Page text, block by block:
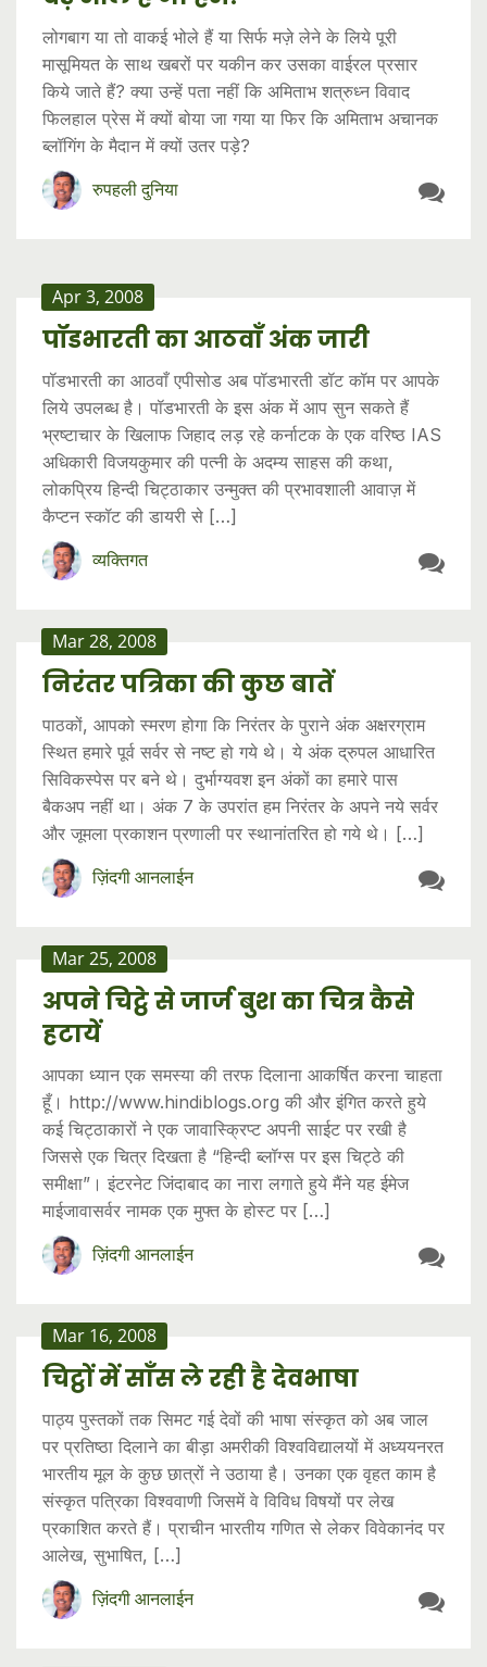
लोगबाग या तो वाकई भोले हैं या सिर्फ मज़े लेने के लिये पूरी
मासूमियत के साथ खबरों पर यकीन कर उसका वाईरल प्रसार
किये जाते हैं? क्या उन्हें पता नहीं कि अमिताभ शत्रुध्न विवाद
फिलहाल प्रेस में क्यों बोया जा गया या फिर कि अमिताभ अचानक
ब्लॉगिंग के मैदान में क्यों उतर पड़े?
रुपहली दुनिया
Apr 3, 2008
पॉडभारती का आठवाँ अंक जारी
पॉडभारती का आठवाँ एपीसोड अब पॉडभारती डॉट कॉम पर आपके
लिये उपलब्ध है। पॉडभारती के इस अंक में आप सुन सकते हैं
भ्रष्टाचार के खिलाफ जिहाद लड़ रहे कर्नाटक के एक वरिष्ठ IAS
अधिकारी विजयकुमार की पत्नी के अदम्य साहस की कथा,
लोकप्रिय हिन्दी चिट्ठाकार उन्मुक्त की प्रभावशाली आवाज़ में
कैप्टन स्कॉट की डायरी से […]
व्यक्तिगत
Mar 28, 2008
निरंतर पत्रिका की कुछ बातें
पाठकों, आपको स्मरण होगा कि निरंतर के पुराने अंक अक्षरग्राम
स्थित हमारे पूर्व सर्वर से नष्ट हो गये थे। ये अंक द्रुपल आधारित
सिविकस्पेस पर बने थे। दुर्भाग्यवश इन अंकों का हमारे पास
बैकअप नहीं था। अंक 7 के उपरांत हम निरंतर के अपने नये सर्वर
और जूमला प्रकाशन प्रणाली पर स्थानांतरित हो गये थे। […]
ज़िंदगी आनलाईन
Mar 25, 2008
अपने चिट्ठे से जार्ज बुश का चित्र कैसे
हटायें
आपका ध्यान एक समस्या की तरफ दिलाना आकर्षित करना चाहता
हूँ। http://www.hindiblogs.org की और इंगित करते हुये
कई चिट्ठाकारों ने एक जावास्क्रिप्ट अपनी साईट पर रखी है
जिससे एक चित्र दिखता है “हिन्दी ब्लॉग्स पर इस चिट्ठे की
समीक्षा”। इंटरनेट जिंदाबाद का नारा लगाते हुये मैंने यह ईमेज
माईजावासर्वर नामक एक मुफ्त के होस्ट पर […]
ज़िंदगी आनलाईन
Mar 16, 2008
चिट्ठों में साँस ले रही है देवभाषा
पाठ्य पुस्तकों तक सिमट गई देवों की भाषा संस्कृत को अब जाल
पर प्रतिष्ठा दिलाने का बीड़ा अमरीकी विश्वविद्यालयों में अध्ययनरत
भारतीय मूल के कुछ छात्रों ने उठाया है। उनका एक वृहत काम है
संस्कृत पत्रिका विश्ववाणी जिसमें वे विविध विषयों पर लेख
प्रकाशित करते हैं। प्राचीन भारतीय गणित से लेकर विवेकानंद पर
आलेख, सुभाषित, […]
ज़िंदगी आनलाईन